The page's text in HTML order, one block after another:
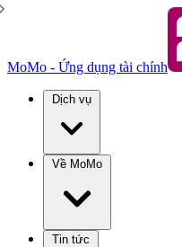
MoMo - Ứng dụng tài chính
Dịch vụ
Về MoMo
Tin tức